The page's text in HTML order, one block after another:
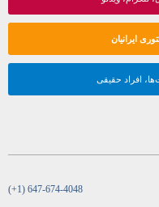
ایرانیان
افراد حقیقی
(+1) 647-674-4048